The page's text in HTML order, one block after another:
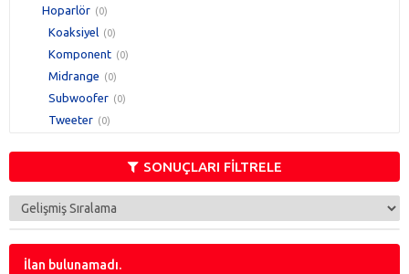
Hoparlör (0)
Koaksiyel (0)
Komponent (0)
Midrange (0)
Subwoofer (0)
Tweeter (0)
SONUÇLARI FİLTRELE
İlan bulunamadı.